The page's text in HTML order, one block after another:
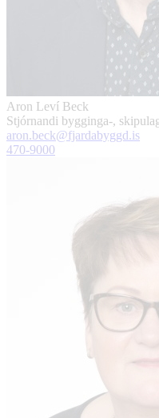
Aron Leví Beck
Stjórnandi bygginga-,
aron.beck@fjardabyggd.is
470-9000